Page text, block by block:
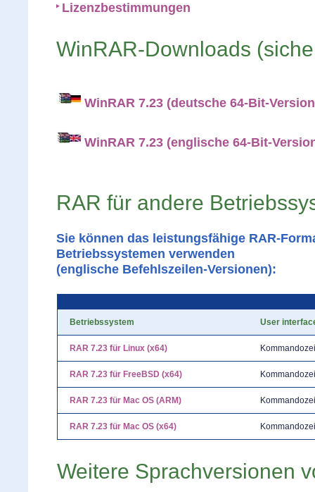
Lizenzbestimmungen
WinRAR-Downloads
WinRAR 7.23 (deutsche 64-Bit-
WinRAR 7.23 (englische 64-Bit-
RAR für andere
Sie können das leistungsfähige RAR-
Betriebssystemen verwenden
(englische Befehlszeilen-Versionen):
Betriebssystem User
RAR 7.23 für Linux (x64)
RAR 7.23 für FreeBSD (x64)
RAR 7.23 für Mac OS (ARM)
RAR 7.23 für Mac OS (x64)
Weitere Sprachversionen